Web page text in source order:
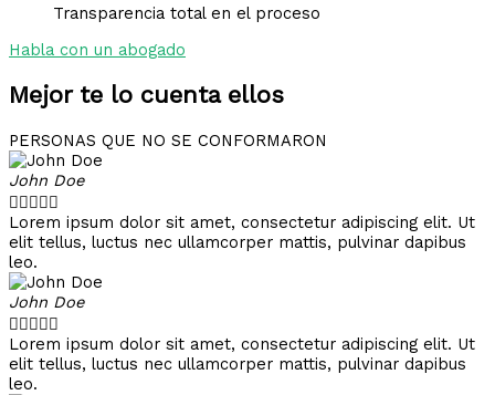
Transparencia total en el proceso
Habla con un abogado
Mejor te lo cuenta ellos
PERSONAS QUE NO SE CONFORMARON
John Doe

Lorem ipsum dolor sit amet, consectetur adipiscing elit. Ut
elit tellus, luctus nec ullamcorper mattis, pulvinar dapibus
leo.
John Doe

Lorem ipsum dolor sit amet, consectetur adipiscing elit. Ut
elit tellus, luctus nec ullamcorper mattis, pulvinar dapibus
leo.